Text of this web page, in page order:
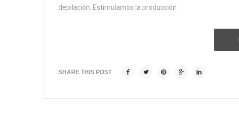
depilación. Estimulamos la producción
SHARE THIS POST